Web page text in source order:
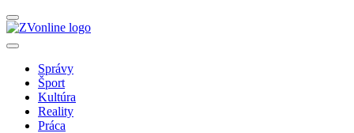
Správy
Šport
Kultúra
Reality
Práca